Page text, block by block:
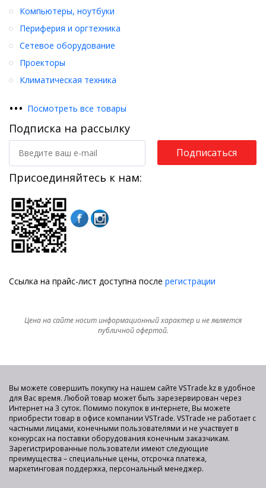
Компьютеры, ноутбуки
Периферия и оргтехника
Сетевое оборудование
Проекторы
Климатическая техника
••• Посмотреть все товары
Подписка на рассылку
Подписаться
Присоединяйтесь к нам:
Ссылка на прайс-лист доступна после регистрации
Цена на сайте носит информационный характер и не является
публичной офертой.
Вы можете совершить покупку на нашем сайте VSTrade.kz в удобное
для Вас время. Любой товар может быть зарезервирован через
Интернет на 3 суток. Помимо покупок в интернете, Вы можете
приобрести товар в офисе компании VSTrade. VSTrade не работает с
частными лицами, конечными пользователями и не участвует в
конкурсах на поставки оборудования конечным заказчикам.
Зарегистрированные пользователи имеют следующие
преимущества – специальные цены, отсрочка платежа,
маркетинговая поддержка, персональный менеджер.